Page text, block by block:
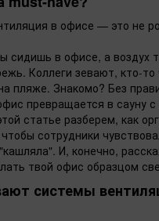
сидишь в офисе, а воздух
Коллеги зевают, кто-то
пляже. Знакомо? Без
превращается в сауну
статье разберем, как
сотрудники
И, конечно,
твой офис образцом
системы